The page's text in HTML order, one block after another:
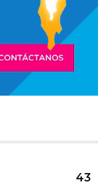
43